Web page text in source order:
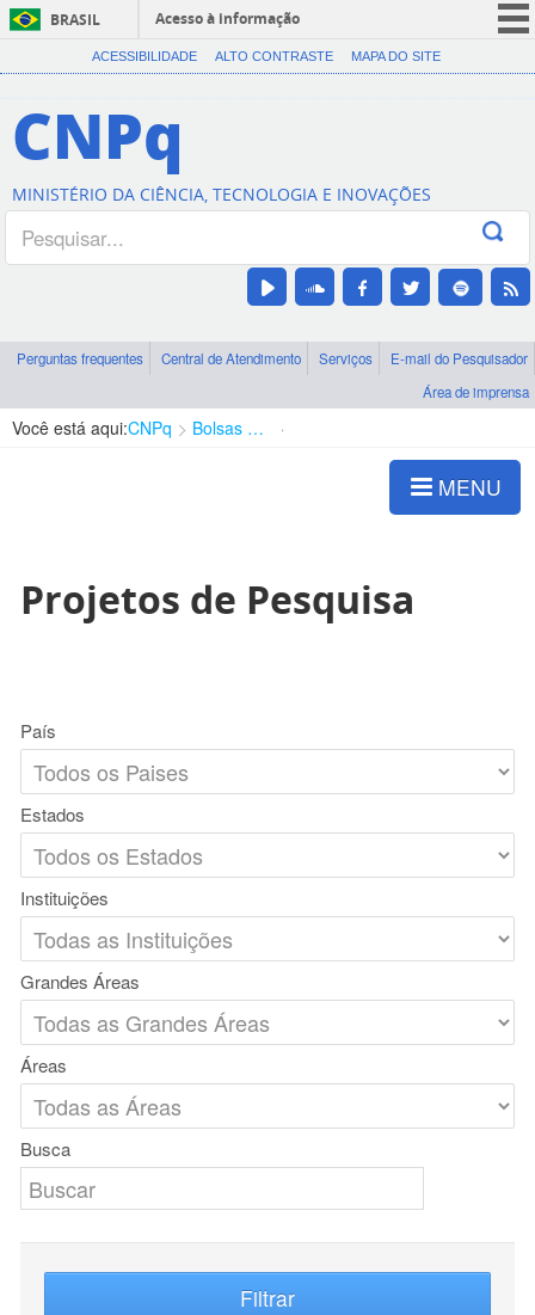
BRASIL
Acesso à informação
CORONAVÍRUS (COVID-19)
Canais
ACESSIBILIDADE ALTO CONTRASTE MAPA DO SITE
CNPq
MINISTÉRIO DA CIÊNCIA, TECNOLOGIA E INOVAÇÕES
Perguntas frequentes Central de Atendimento Serviços
E-mail do Pesquisador
Área de imprensa
Você está aqui:CNPq Bolsas e Auxílios Vigentes
MENU
Projetos de Pesquisa
País
Estados
Instituições
Grandes Áreas
Áreas
Busca
Filtrar